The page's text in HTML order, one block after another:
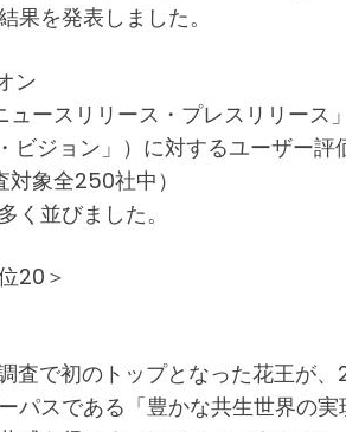
を発表しました。
ン
ースリリース・プレスリリー
ビジョン」）に対するユーザー
象全250社中）
並びました。
20＞
で初のトップとなった花王が、2
パスである「豊かな共生世界の